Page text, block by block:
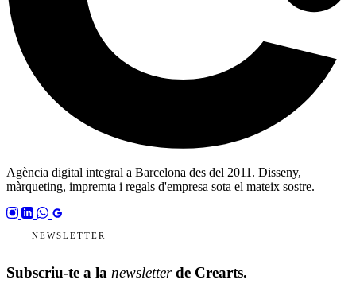
Agència digital integral a Barcelona des del 2011. Disseny,
màrqueting, impremta i regals d'empresa sota el mateix sostre.
NEWSLETTER
Subscriu-te a la newsletterde Crearts.